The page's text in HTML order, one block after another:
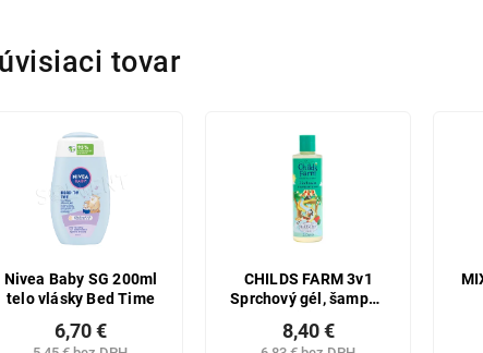
tovar
Nivea Baby SG 200ml
telo vlásky Bed Time
6,70 €
CHILDS FARM 3v1
Sprchový gél, šampón
plávaní jahoda a
8,40 €